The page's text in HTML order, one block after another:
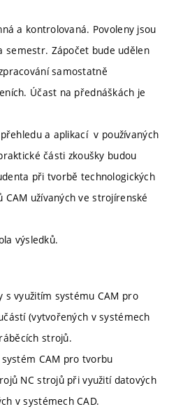
a kontrolovaná. Povoleny jsou
semestr. Zápočet bude udělen
samostatně
Účast na přednáškách je
a aplikací v používaných
části zkoušky budou
při tvorbě technologických
užívaných ve strojírenské
výsledků.
s využitím systému CAM pro
(vytvořených v systémech
strojů.
CAM pro tvorbu
NC strojů při využití datových
v systémech CAD.